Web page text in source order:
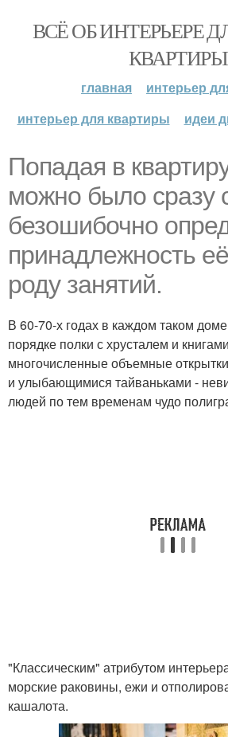
ВСЁ ОБ ИНТЕРЬЕРЕ
КВАРТИРЫ
главная
интерьер
интерьер для квартиры
идеи
Попадая в
можно было сразу
безошибочно
принадлежность
роду занятий.
В 60-70-х годах в каждом таком
порядке полки с хрусталем и
многочисленные объемные
и улыбающимися тайваньками -
людей по тем временам чудо
"Классическим" атрибутом
морские раковины, ежи и
кашалота.